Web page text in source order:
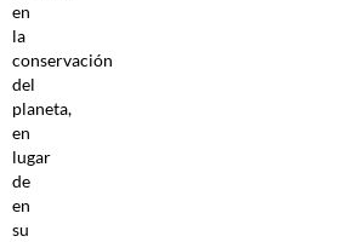
en
la
conservación
del
planeta,
en
lugar
de
en
su